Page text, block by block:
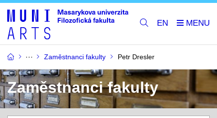
EN
Zaměstnanci fakulty Petr Dresler
Zaměstnanci fakulty